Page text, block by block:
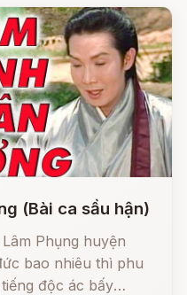
(Bài ca sầu hận)
Phụng huyện
bao nhiêu thì phu
độc ác bấy